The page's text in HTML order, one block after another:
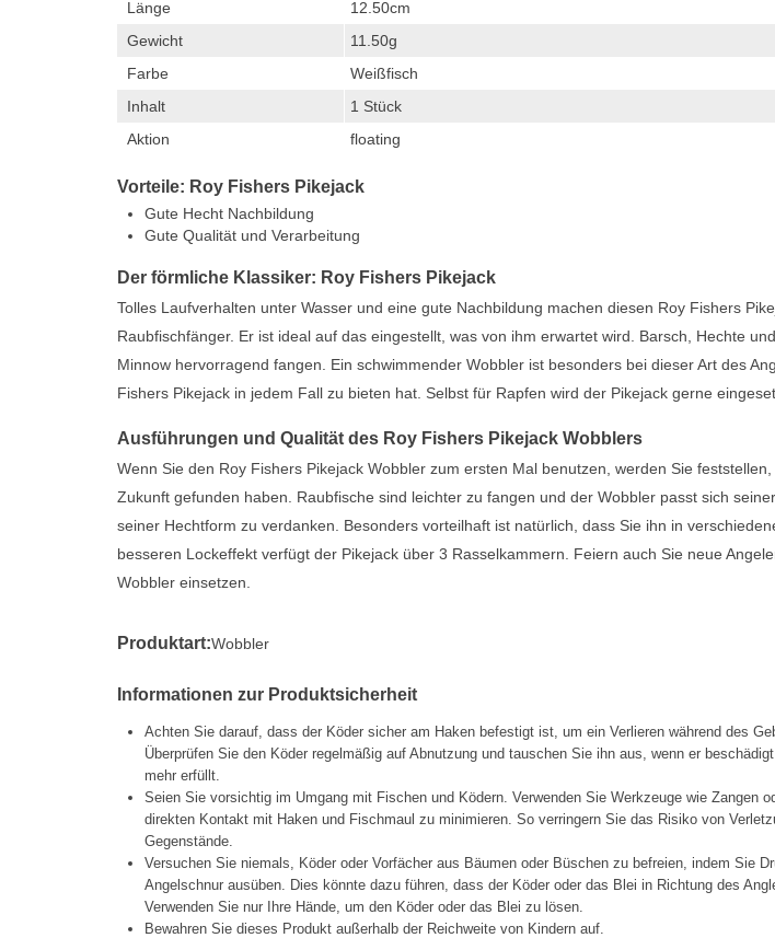
Länge
12.50cm
Gewicht
11.50g
Farbe
Weißfisch
Inhalt
1 Stück
Aktion
floating
Vorteile: Roy Fishers Pikejack
Gute Hecht Nachbildung
Gute Qualität und Verarbeitung
Der förmliche Klassiker: Roy Fishers Pikejack
Tolles Laufverhalten unter Wasser und eine gute Nachbildung machen diesen Roy Fishers
Raubfischfänger. Er ist ideal auf das eingestellt, was von ihm erwartet wird. Barsch, Hechte
Minnow hervorragend fangen. Ein schwimmender Wobbler ist besonders bei dieser Art des
Fishers Pikejack in jedem Fall zu bieten hat. Selbst für Rapfen wird der Pikejack gerne
Ausführungen und Qualität des Roy Fishers Pikejack Wobblers
Wenn Sie den Roy Fishers Pikejack Wobbler zum ersten Mal benutzen, werden Sie
Zukunft gefunden haben. Raubfische sind leichter zu fangen und der Wobbler passt sich
seiner Hechtform zu verdanken. Besonders vorteilhaft ist natürlich, dass Sie ihn in
besseren Lockeffekt verfügt der Pikejack über 3 Rasselkammern. Feiern auch Sie neue
Wobbler einsetzen.
Produktart:Wobbler
Informationen zur Produktsicherheit
Achten Sie darauf, dass der Köder sicher am Haken befestigt ist, um ein Verlieren während des
Überprüfen Sie den Köder regelmäßig auf Abnutzung und tauschen Sie ihn aus, wenn er
mehr erfüllt.
Seien Sie vorsichtig im Umgang mit Fischen und Ködern. Verwenden Sie Werkzeuge wie Zangen
direkten Kontakt mit Haken und Fischmaul zu minimieren. So verringern Sie das Risiko von
Gegenstände.
Versuchen Sie niemals, Köder oder Vorfächer aus Bäumen oder Büschen zu befreien, indem Sie
Angelschnur ausüben. Dies könnte dazu führen, dass der Köder oder das Blei in Richtung des
Verwenden Sie nur Ihre Hände, um den Köder oder das Blei zu lösen.
Bewahren Sie dieses Produkt außerhalb der Reichweite von Kindern auf.